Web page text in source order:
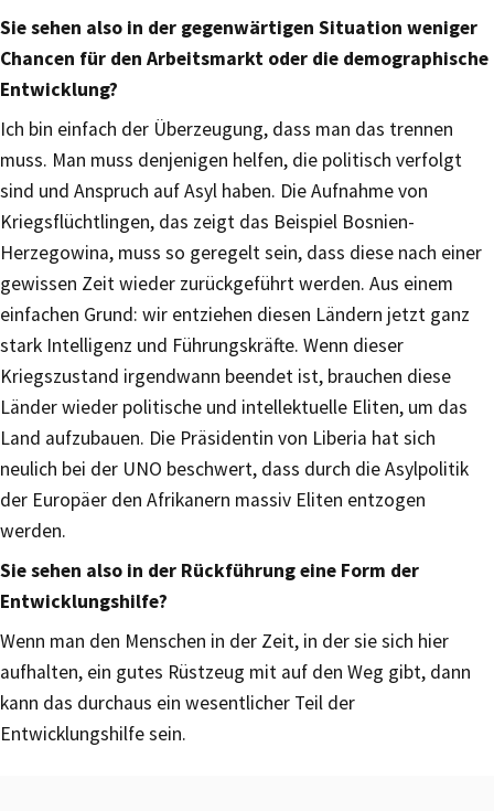
Sie sehen also in der gegenwärtigen Situation weniger
Chancen für den Arbeitsmarkt oder die demographische
Entwicklung?
Ich bin einfach der Überzeugung, dass man das trennen
muss. Man muss denjenigen helfen, die politisch verfolgt
sind und Anspruch auf Asyl haben. Die Aufnahme von
Kriegsflüchtlingen, das zeigt das Beispiel Bosnien-
Herzegowina, muss so geregelt sein, dass diese nach einer
gewissen Zeit wieder zurückgeführt werden. Aus einem
einfachen Grund: wir entziehen diesen Ländern jetzt ganz
stark Intelligenz und Führungskräfte. Wenn dieser
Kriegszustand irgendwann beendet ist, brauchen diese
Länder wieder politische und intellektuelle Eliten, um das
Land aufzubauen. Die Präsidentin von Liberia hat sich
neulich bei der UNO beschwert, dass durch die Asylpolitik
der Europäer den Afrikanern massiv Eliten entzogen
werden.
Sie sehen also in der Rückführung eine Form der
Entwicklungshilfe?
Wenn man den Menschen in der Zeit, in der sie sich hier
aufhalten, ein gutes Rüstzeug mit auf den Weg gibt, dann
kann das durchaus ein wesentlicher Teil der
Entwicklungshilfe sein.